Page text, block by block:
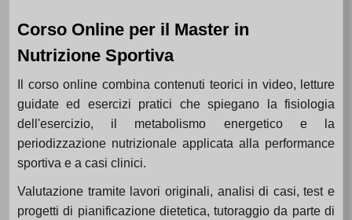
Corso Online per il Master in
Nutrizione Sportiva
Il corso online combina contenuti teorici in video, letture
guidate ed esercizi pratici che spiegano la fisiologia
dell'esercizio, il metabolismo energetico e la
periodizzazione nutrizionale applicata alla performance
sportiva e a casi clinici.
Valutazione tramite lavori originali, analisi di casi, test e
progetti di pianificazione dietetica, tutoraggio da parte di